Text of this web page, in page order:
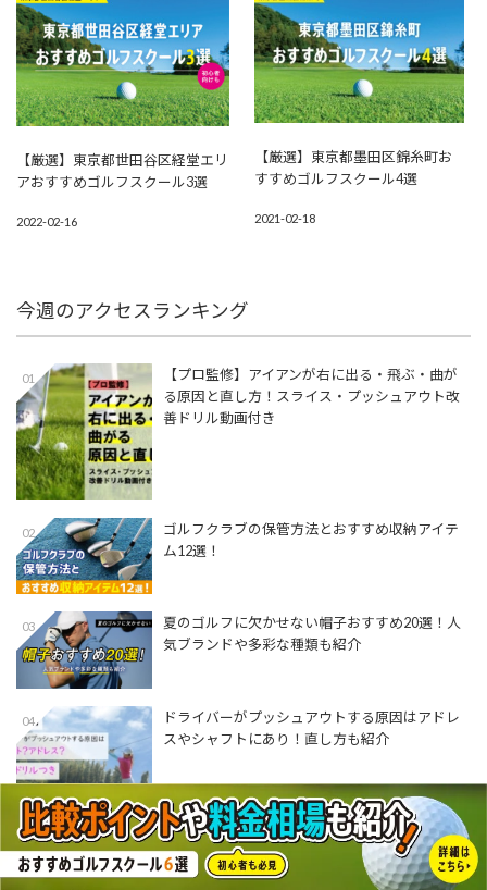
【厳選】東京都世田谷区経堂エリ
アおすすめゴルフスクール3選
2022-02-16
【厳選】東京都墨田区錦糸町お
すすめゴルフスクール4選
2021-02-18
今週のアクセスランキング
01
【プロ監修】アイアンが右に出る・飛ぶ・曲が
る原因と直し方！スライス・プッシュアウト改
善ドリル動画付き
02
ゴルフクラブの保管方法とおすすめ収納アイテ
ム12選！
03
夏のゴルフに欠かせない帽子おすすめ20選！人
気ブランドや多彩な種類も紹介
04
ドライバーがプッシュアウトする原因はアドレ
スやシャフトにあり！直し方も紹介
05
ユーティリティ用おすすめシャフト17選│自分